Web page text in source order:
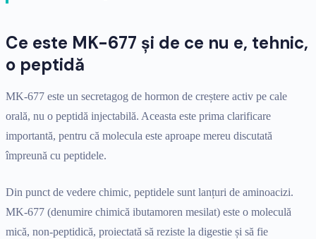
Ce este MK-677 și de ce nu e, tehnic,
o peptidă
MK-677 este un secretagog de hormon de creștere activ pe cale
orală, nu o peptidă injectabilă. Aceasta este prima clarificare
importantă, pentru că molecula este aproape mereu discutată
împreună cu peptidele.
Din punct de vedere chimic, peptidele sunt lanțuri de aminoacizi.
MK-677 (denumire chimică ibutamoren mesilat) este o moleculă
mică, non-peptidică, proiectată să reziste la digestie și să fie